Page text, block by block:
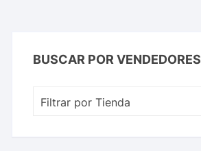
BUSCAR POR VENDEDORES
Filtrar por Tienda